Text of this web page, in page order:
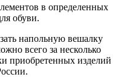
в определенных
обуви.
напольную вешалку
всего за несколько
приобретенных изделий